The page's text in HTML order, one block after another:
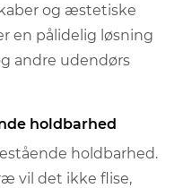
og æstetiske
en pålidelig løsning
andre udendørs
holdbarhed
holdbarhed.
vil det ikke flise,